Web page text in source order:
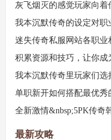
灰飞烟灭的感觉玩家向着
我本沉默传奇的设定对职
迷失传奇私服网站各职业
积累资源和技巧，让你成
我本沉默传奇里玩家们选
单职新开如何搭配最优秀
全新激情&nbsp;5PK传奇
最新攻略